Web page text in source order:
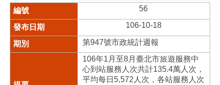
56
106-10-18
第947號市政統計週報
106年1月至8月臺北市旅遊服務中
心到站服務人次共計135.4萬人次，
平均每日5,572人次，各站服務人次